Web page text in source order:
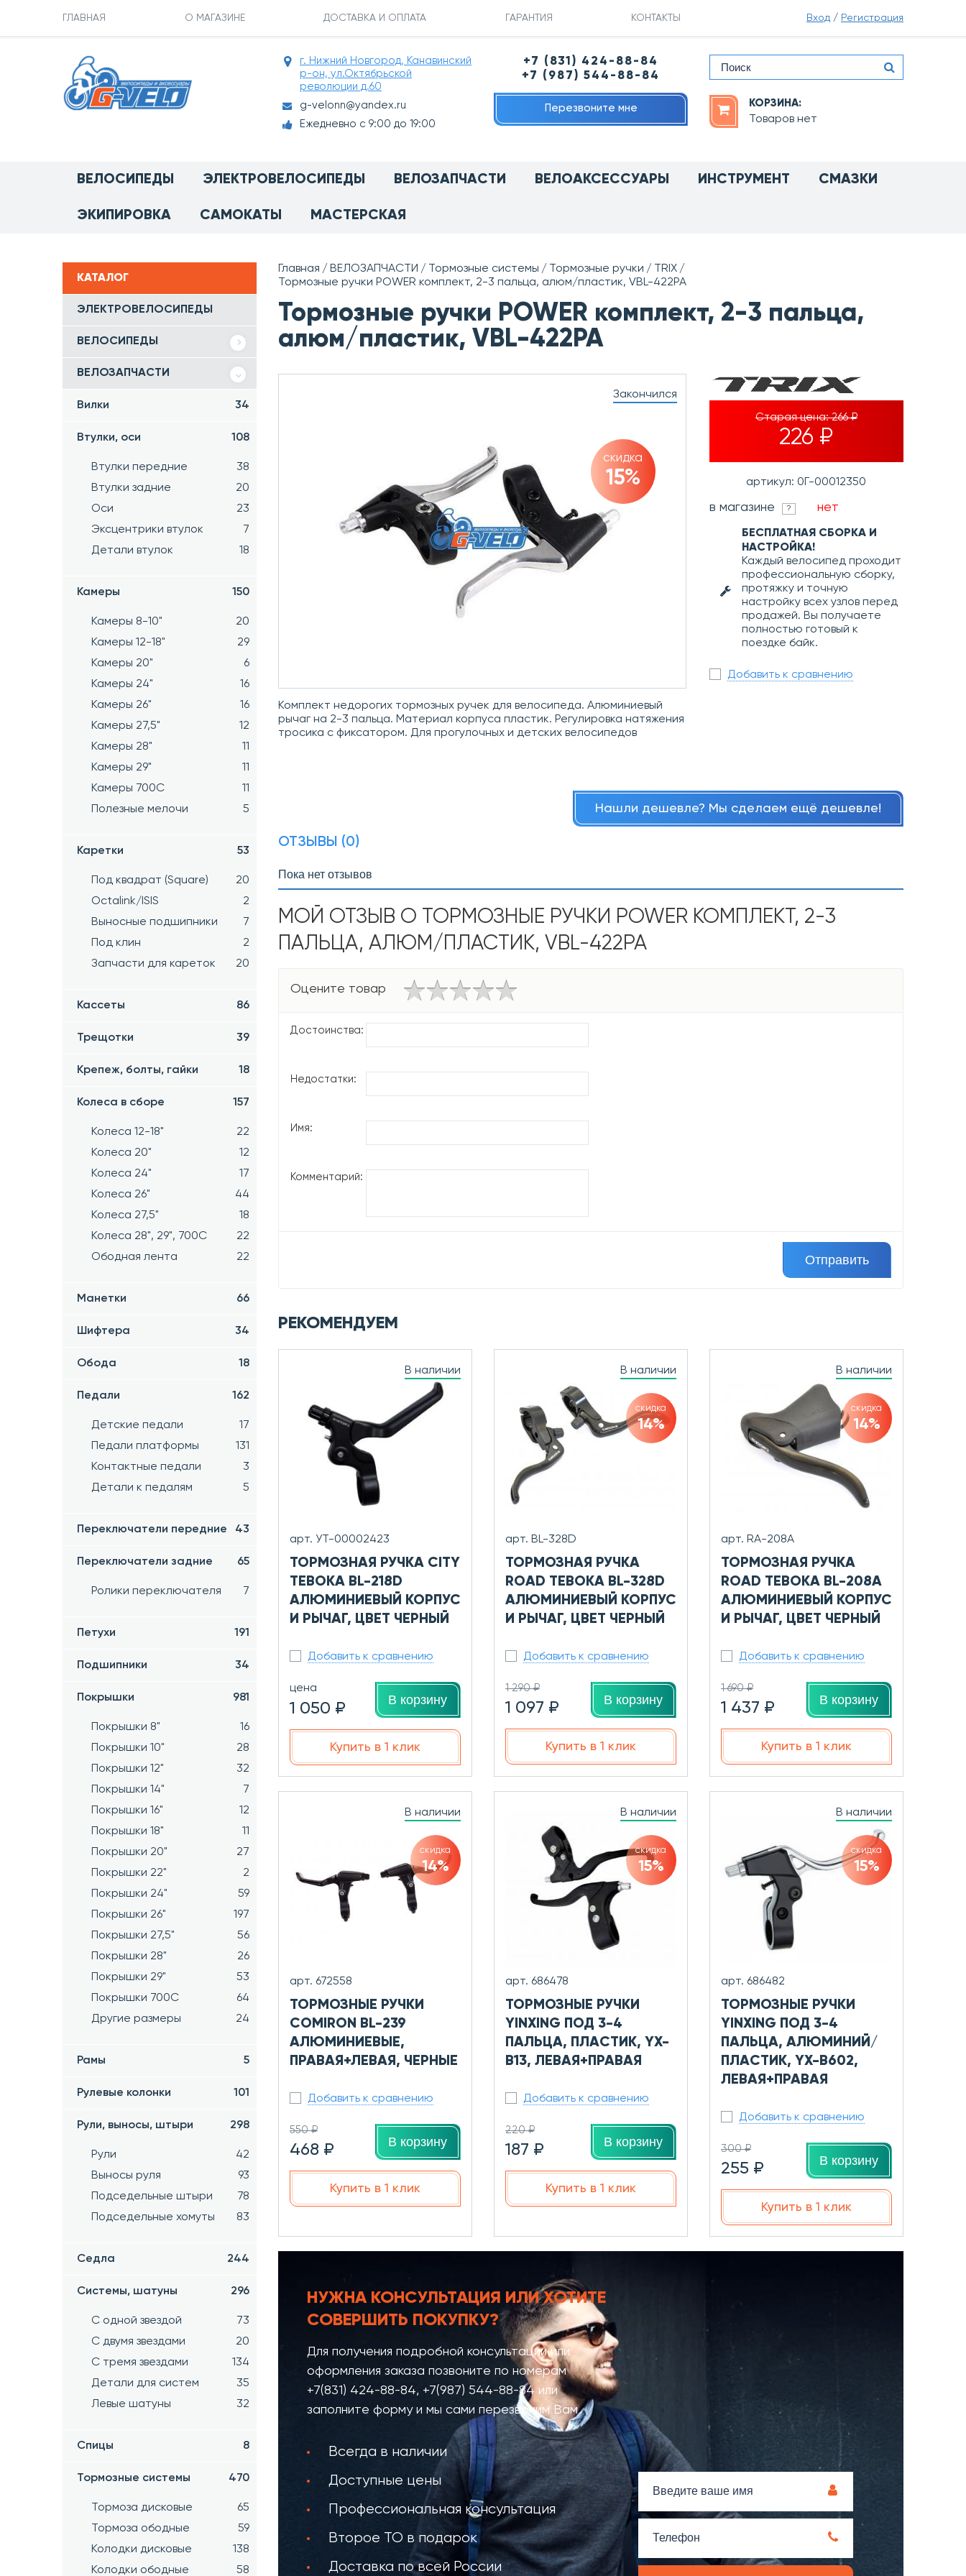
ГЛАВНАЯ О МАГАЗИНЕ ДОСТАВКА И ОПЛАТА ГАРАНТИЯ КОНТАКТЫ Вход / Регистрация
г. Нижний Новгород, Канавинский
р-он, ул.Октябрьской
революции д.60
g-velonn@yandex.ru
Ежедневно с 9:00 до 19:00
+7 (831) 424-88-84
+7 (987) 544-88-84
Перезвоните мне КОРЗИНА:
Товаров нет
ВЕЛОСИПЕДЫ ЭЛЕКТРОВЕЛОСИПЕДЫ ВЕЛОЗАПЧАСТИ ВЕЛОАКСЕССУАРЫ ИНСТРУМЕНТ СМАЗКИ
ЭКИПИРОВКА САМОКАТЫ МАСТЕРСКАЯ
КАТАЛОГ
ЭЛЕКТРОВЕЛОСИПЕДЫ
ВЕЛОСИПЕДЫ
ВЕЛОЗАПЧАСТИ
Вилки 34
Втулки, оси 108
Втулки передние
38
Втулки задние
20
Оси
23
Эксцентрики втулок
7
Детали втулок
18
Камеры 150
Камеры 8-10"
20
Камеры 12-18"
29
Камеры 20"
6
Камеры 24"
16
Камеры 26"
16
Камеры 27,5"
12
Камеры 28"
11
Камеры 29"
11
Камеры 700C
11
Полезные мелочи
5
Каретки 53
Под квадрат (Square)
20
Octalink/ISIS
2
Выносные подшипники
7
Под клин
2
Запчасти для кареток
20
Кассеты 86
Трещотки 39
Крепеж, болты, гайки 18
Колеса в сборе 157
Колеса 12-18"
22
Колеса 20"
12
Колеса 24"
17
Колеса 26"
44
Колеса 27,5"
18
Колеса 28", 29", 700С
22
Ободная лента
22
Манетки 66
Шифтера 34
Обода 18
Педали 162
Детские педали
17
Педали платформы
131
Контактные педали
3
Детали к педалям
5
Переключатели передние 43
Переключатели задние 65
Ролики переключателя 7
Петухи 191
Подшипники 34
Покрышки 981
Покрышки 8"
16
Покрышки 10"
28
Покрышки 12"
32
Покрышки 14"
7
Покрышки 16"
12
Покрышки 18"
11
Покрышки 20"
27
Покрышки 22"
2
Покрышки 24"
59
Покрышки 26"
197
Покрышки 27,5"
56
Покрышки 28"
26
Покрышки 29"
53
Покрышки 700C
64
Другие размеры
24
Рамы 5
Рулевые колонки 101
Рули, выносы, штыри 298
Рули
42
Выносы руля
93
Подседельные штыри
78
Подседельные хомуты
83
Седла 244
Системы, шатуны 296
С одной звездой
73
С двумя звездами
20
С тремя звездами
134
Детали для систем
35
Левые шатуны
32
Спицы 8
Тормозные системы 470
Тормоза дисковые
65
Тормоза ободные
59
Колодки дисковые
138
Колодки ободные
58
Главная ВЕЛОЗАПЧАСТИ Тормозные системы Тормозные ручки
TRIX
Тормозные ручки POWER комплект, 2-3 пальца, алюм/пластик, VBL-422PA
Тормозные ручки POWER комплект, 2-3 пальца,
алюм/пластик, VBL-422PA
Закончился
скидка
15%
Комплект недорогих тормозных ручек для велосипеда. Алюминиевый
рычаг на 2-3 пальца. Материал корпуса пластик. Регулировка натяжения
тросика с фиксатором. Для прогулочных и детских велосипедов
Старая цена:266 ₽
226 ₽
артикул: 0Г-00012350
в магазине ? нет
БЕСПЛАТНАЯ СБОРКА И
НАСТРОЙКА!
Каждый велосипед проходит
профессиональную сборку,
протяжку и точную
настройку всех узлов перед
продажей. Вы получаете
полностью готовый к
поездке байк.
Добавить к сравнению
Нашли дешевле? Мы сделаем ещё дешевле!
ОТЗЫВЫ (0)
Пока нет отзывов
МОЙ ОТЗЫВ О ТОРМОЗНЫЕ РУЧКИ POWER КОМПЛЕКТ, 2-3
ПАЛЬЦА, АЛЮМ/ПЛАСТИК, VBL-422PA
Оцените товар
Достоинства:
Недостатки:
Имя:
Комментарий:
РЕКОМЕНДУЕМ
В наличии
арт. УТ-00002423
ТОРМОЗНАЯ РУЧКА CITY
TEBOKA BL-218D
АЛЮМИНИЕВЫЙ КОРПУС
И РЫЧАГ, ЦВЕТ ЧЕРНЫЙ
Добавить к сравнению
цена
1 050 ₽ В корзину
Купить в 1 клик
В наличии
скидка
14%
арт. BL-328D
ТОРМОЗНАЯ РУЧКА
ROAD TEBOKA BL-328D
АЛЮМИНИЕВЫЙ КОРПУС
И РЫЧАГ, ЦВЕТ ЧЕРНЫЙ
Добавить к сравнению
1 290 ₽
1 097 ₽ В корзину
Купить в 1 клик
В наличии
скидка
14%
арт. RA-208A
ТОРМОЗНАЯ РУЧКА
ROAD TEBOKA BL-208A
АЛЮМИНИЕВЫЙ КОРПУС
И РЫЧАГ, ЦВЕТ ЧЕРНЫЙ
Добавить к сравнению
1 690 ₽
1 437 ₽ В корзину
Купить в 1 клик
В наличии
скидка
14%
арт. 672558
ТОРМОЗНЫЕ РУЧКИ
COMIRON BL-239
АЛЮМИНИЕВЫЕ,
ПРАВАЯ+ЛЕВАЯ, ЧЕРНЫЕ
Добавить к сравнению
550 ₽
468 ₽ В корзину
Купить в 1 клик
В наличии
скидка
15%
арт. 686478
ТОРМОЗНЫЕ РУЧКИ
YINXING ПОД 3-4
ПАЛЬЦА, ПЛАСТИК, YX-
B13, ЛЕВАЯ+ПРАВАЯ
Добавить к сравнению
220 ₽
187 ₽ В корзину
Купить в 1 клик
В наличии
скидка
15%
арт. 686482
ТОРМОЗНЫЕ РУЧКИ
YINXING ПОД 3-4
ПАЛЬЦА, АЛЮМИНИЙ/
ПЛАСТИК, YX-B602,
ЛЕВАЯ+ПРАВАЯ
Добавить к сравнению
300 ₽
255 ₽ В корзину
Купить в 1 клик
НУЖНА КОНСУЛЬТАЦИЯ
ИЛИ ХОТИТЕ
СОВЕРШИТЬ ПОКУПКУ?
Для получения подробной консультации или
оформления заказа позвоните по номерам
+7(831) 424-88-84, +7(987) 544-88-84 или
заполните форму и мы сами перезвоним Вам
Всегда в наличии
Доступные цены
Профессиональная консультация
Второе ТО в подарок
Доставка по всей России